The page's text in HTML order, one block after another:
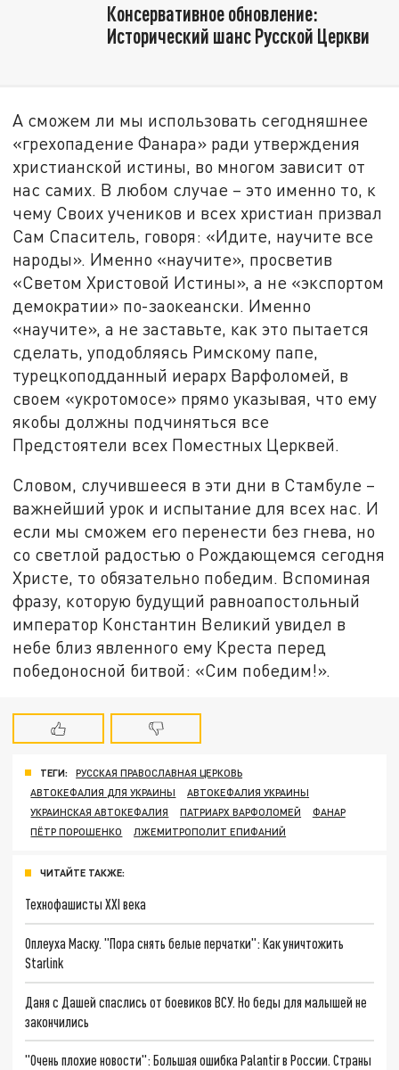
Консервативное обновление:
Исторический шанс Русской Церкви
А сможем ли мы использовать сегодняшнее
«грехопадение Фанара» ради утверждения
христианской истины, во многом зависит от
нас самих. В любом случае – это именно то, к
чему Своих учеников и всех христиан призвал
Сам Спаситель, говоря: «Идите, научите все
народы». Именно «научите», просветив
«Светом Христовой Истины», а не «экспортом
демократии» по-заокеански. Именно
«научите», а не заставьте, как это пытается
сделать, уподобляясь Римскому папе,
турецкоподданный иерарх Варфоломей, в
своем «укротомосе» прямо указывая, что ему
якобы должны подчиняться все
Предстоятели всех Поместных Церквей.
Словом, случившееся в эти дни в Стамбуле –
важнейший урок и испытание для всех нас. И
если мы сможем его перенести без гнева, но
со светлой радостью о Рождающемся сегодня
Христе, то обязательно победим. Вспоминая
фразу, которую будущий равноапостольный
император Константин Великий увидел в
небе близ явленного ему Креста перед
победоносной битвой: «Сим победим!».
ТЕГИ:
РУССКАЯ ПРАВОСЛАВНАЯ ЦЕРКОВЬ
АВТОКЕФАЛИЯ ДЛЯ УКРАИНЫ
АВТОКЕФАЛИЯ УКРАИНЫ
УКРАИНСКАЯ АВТОКЕФАЛИЯ
ПАТРИАРХ ВАРФОЛОМЕЙ
ФАНАР
ПЁТР ПОРОШЕНКО
ЛЖЕМИТРОПОЛИТ ЕПИФАНИЙ
ЧИТАЙТЕ ТАКЖЕ:
Технофашисты XXI века
Оплеуха Маску. "Пора снять белые перчатки": Как уничтожить
Starlink
Даня с Дашей спаслись от боевиков ВСУ. Но беды для малышей не
закончились
"Очень плохие новости": Большая ошибка Palantir в России. Страны